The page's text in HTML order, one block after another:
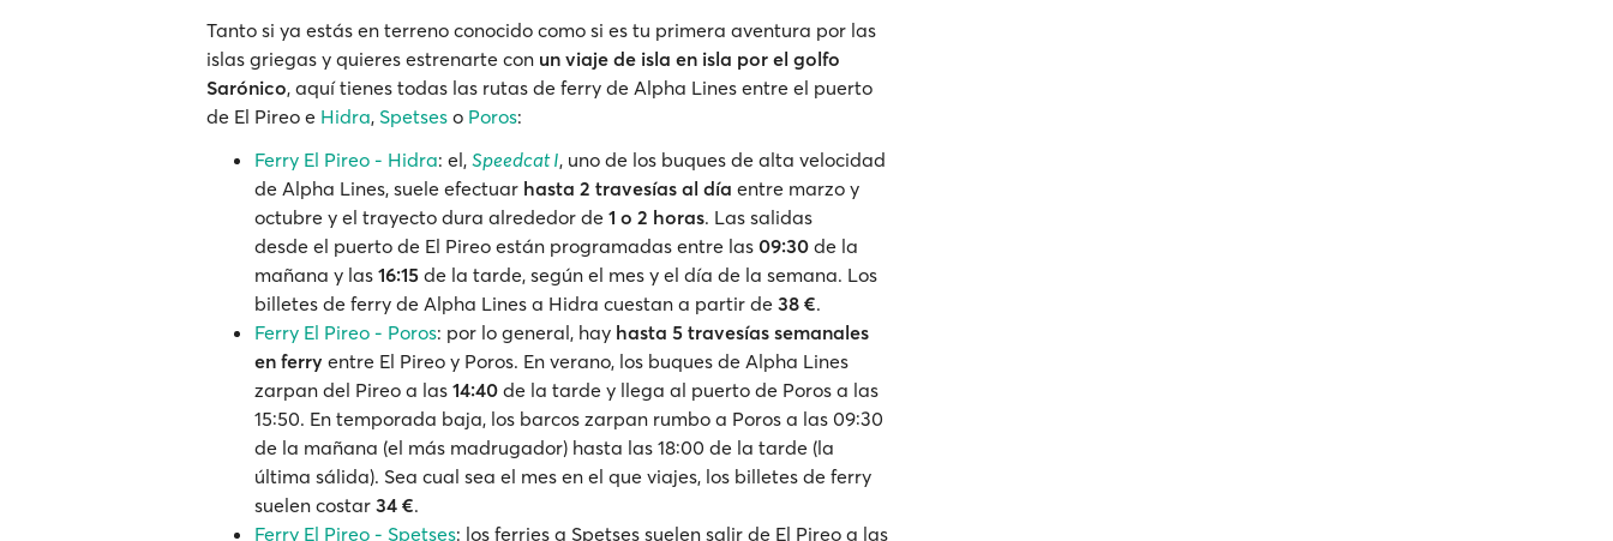
Tanto si ya estás en terreno conocido como si es tu primera aventura por las
islas griegas y quieres estrenarte con un viaje de isla en isla por el golfo
Sarónico, aquí tienes todas las rutas de ferry de Alpha Lines entre el puerto
de El Pireo e Hidra, Spetses o Poros:
Ferry El Pireo - Hidra: el, Speedcat I, uno de los buques de alta velocidad
de Alpha Lines, suele efectuar hasta 2 travesías al día entre marzo y
octubre y el trayecto dura alrededor de 1 o 2 horas. Las salidas
desde el puerto de El Pireo están programadas entre las 09:30 de la
mañana y las 16:15 de la tarde, según el mes y el día de la semana. Los
billetes de ferry de Alpha Lines a Hidra cuestan a partir de 38 €.
Ferry El Pireo - Poros: por lo general, hay hasta 5 travesías semanales
en ferry entre El Pireo y Poros. En verano, los buques de Alpha Lines
zarpan del Pireo a las 14:40 de la tarde y llega al puerto de Poros a las
15:50. En temporada baja, los barcos zarpan rumbo a Poros a las 09:30
de la mañana (el más madrugador) hasta las 18:00 de la tarde (la
última sálida). Sea cual sea el mes en el que viajes, los billetes de ferry
suelen costar 34 €.
Ferry El Pireo - Spetses: los ferries a Spetses suelen salir de El Pireo a las